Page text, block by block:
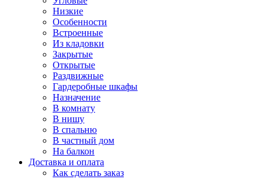
Низкие
Особенности
Встроенные
Из кладовки
Закрытые
Открытые
Раздвижные
Гардеробные шкафы
Назначение
В комнату
В нишу
В спальню
В частный дом
На балкон
Доставка и оплата
Как сделать заказ